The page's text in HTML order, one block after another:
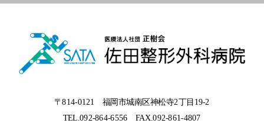
〒814-0121 福岡市城南区神松寺2丁目19-2
TEL.092-864-6556 FAX.092-861-4807